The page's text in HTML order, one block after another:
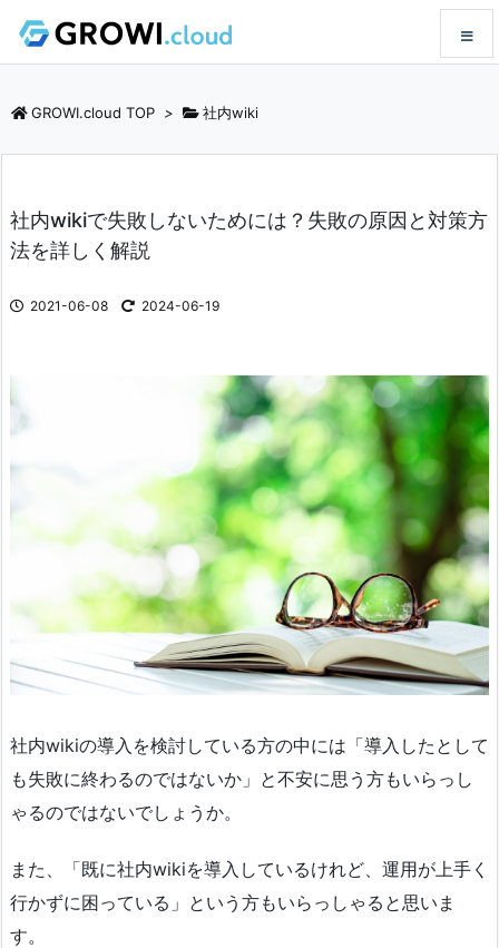
GROWI.cloud TOP > 社内wiki
社内wikiで失敗しないためには？失敗の原因と対策方
法を詳しく解説
2021-06-08 2024-06-19
社内wikiの導入を検討している方の中には「導入したとして
も失敗に終わるのではないか」と不安に思う方もいらっし
ゃるのではないでしょうか。
また、「既に社内wikiを導入しているけれど、運用が上手く
行かずに困っている」という方もいらっしゃると思いま
す。